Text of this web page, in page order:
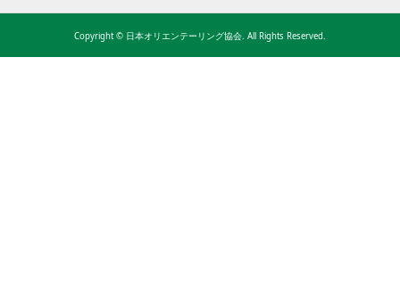
Copyright © 日本オリエンテーリング協会. All Rights Reserved.